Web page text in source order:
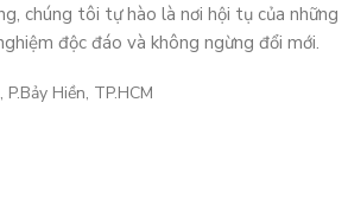
chúng tôi tự hào là nơi hội tụ của những
độc đáo và không ngừng đổi mới.
Hiền, TP.HCM